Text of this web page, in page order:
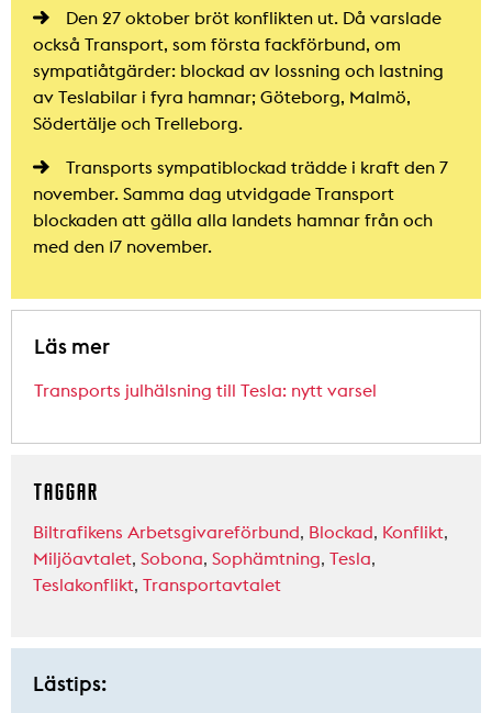
Den 27 oktober bröt konflikten ut. Då varslade
också Transport, som första fackförbund, om
sympatiåtgärder: blockad av lossning och lastning
av Teslabilar i fyra hamnar; Göteborg, Malmö,
Södertälje och Trelleborg.
Transports sympatiblockad trädde i kraft den 7
november. Samma dag utvidgade Transport
blockaden att gälla alla landets hamnar från och
med den 17 november.
Läs mer
Transports julhälsning till Tesla: nytt varsel
TAGGAR
Biltrafikens Arbetsgivareförbund, Blockad, Konflikt,
Miljöavtalet, Sobona, Sophämtning, Tesla,
Teslakonflikt, Transportavtalet
Lästips: